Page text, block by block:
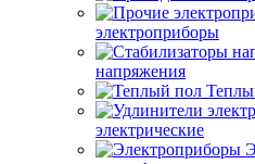
электроприборы
напряжения
электрические